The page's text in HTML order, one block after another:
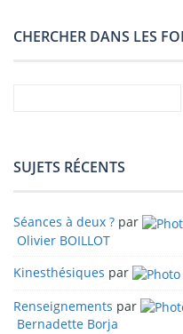
CHERCHER DANS LES
SUJETS RÉCENTS
Séances à deux ? par
Olivier BOILLOT
Kinesthésiques par
Renseignements par
Bernadette Borja